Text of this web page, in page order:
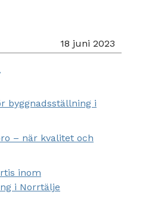
18 juni 2023
byggnadsställning i
– när kvalitet och
inom
i Norrtälje